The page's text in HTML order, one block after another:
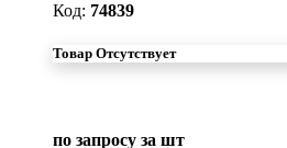
Код: 74839
Товар Отсутствует
по запросу за шт